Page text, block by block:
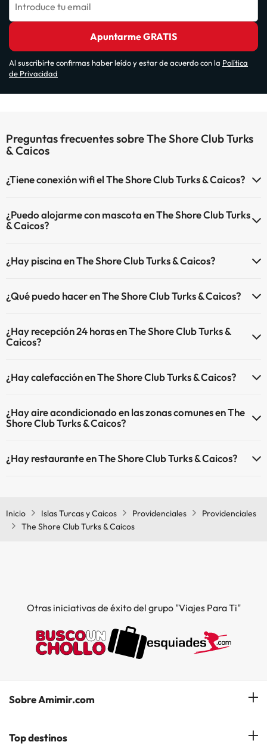
Introduce tu email
Apuntarme GRATIS
Al suscribirte confirmas haber leído y estar de acuerdo con la Política
de Privacidad
Preguntas frecuentes sobre The Shore Club Turks
& Caicos
¿Tiene conexión wifi el The Shore Club Turks & Caicos?
¿Puedo alojarme con mascota en The Shore Club Turks
& Caicos?
¿Hay piscina en The Shore Club Turks & Caicos?
ser de pago) Aquí tienes más info sobre la piscina y otras
Piscina al aire libre (temporada de verano)
Piscina al aire libre (toda la temporada)
¿Qué puedo hacer en The Shore Club Turks & Caicos?
actividades (algunas pueden ser de pago).
¿Hay recepción 24 horas en The Shore Club Turks &
Caicos?
¿Hay calefacción en The Shore Club Turks & Caicos?
comunes.
¿Hay aire acondicionado en las zonas comunes en The
Shore Club Turks & Caicos?
zonas comunes.
¿Hay restaurante en The Shore Club Turks & Caicos?
Inicio Islas Turcas y Caicos Providenciales
Providenciales
The Shore Club Turks & Caicos
Otras iniciativas de éxito del grupo "Viajes Para Ti"
Sobre Amimir.com
¿Quiénes somos?
Top destinos